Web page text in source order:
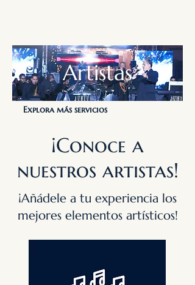
Artistas
Explora más servicios
¡Conoce a
nuestros artistas!
¡Añádele a tu experiencia los
mejores elementos artísticos!